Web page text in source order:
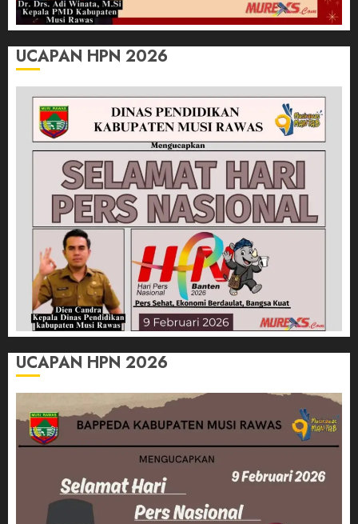
UCAPAN HPN 2026
UCAPAN HPN 2026